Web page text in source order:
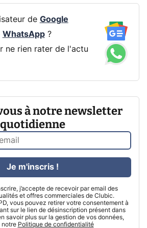
de Google
WhatsApp?
ne rien rater de l'actu
à notre newsletter
quotidienne
j’accepte de recevoir par email des
et offres commerciales de Clubic.
vous pouvez retirer votre consentement à
sur le lien de désinscription présent dans
savoir plus sur la gestion de vos données,
notre Politique de confidentialité
Je m'inscris !